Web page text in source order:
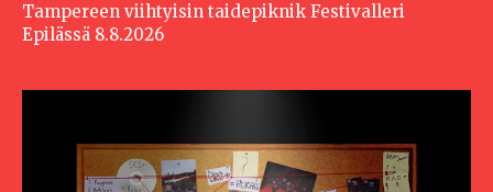
Tampereen viihtyisin taidepiknik Festivalleri
Epilässä 8.8.2026